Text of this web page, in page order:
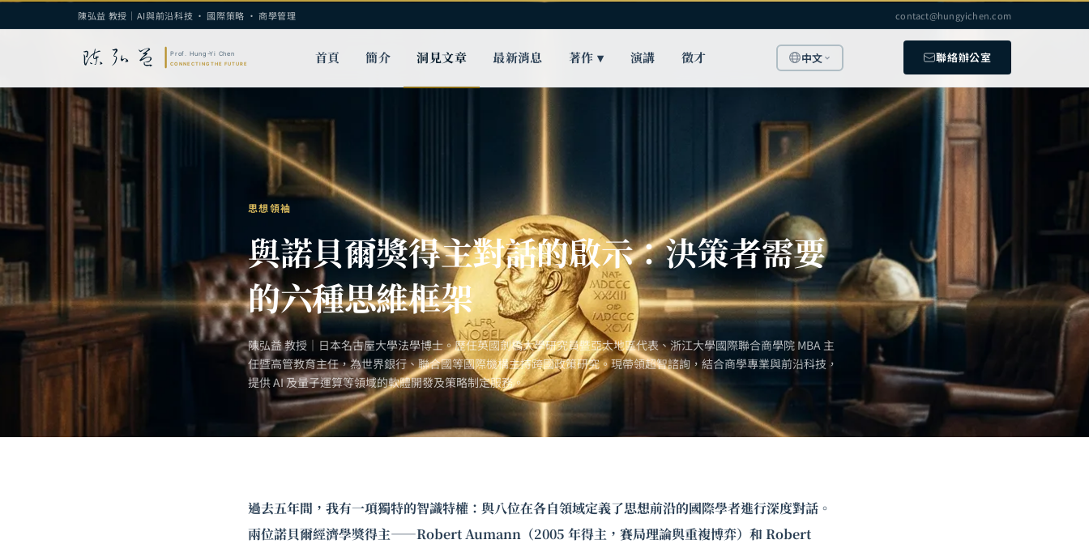
陳弘益 教授｜AI與前沿科技 · 國際策略 · 商學管理 contact@hungyichen.com
首頁 簡介 洞見文章 最新消息 著作 ▾ 演講 徵才 中文 聯絡辦公室
思想領袖
與諾貝爾獎得主對話的啟示：決策者需要
的六種思維框架
陳弘益 教授｜日本名古屋大學法學博士。歷任英國劍橋大學研究員暨亞太地區代表、浙江大學國際聯合商學院 MBA 主
任暨高管教育主任，為世界銀行、聯合國等國際機構主持跨國政策研究。現帶領超智諮詢，結合商學專業與前沿科技，
提供 AI 及量子運算等領域的軟體開發及策略制定服務。
過去五年間，我有一項獨特的智識特權：與八位在各自領域定義了思想前沿的國際學者進行深度對話。
兩位諾貝爾經濟學獎得主——Robert Aumann （2005 年得主， 賽局理論與重複博弈）和 Robert